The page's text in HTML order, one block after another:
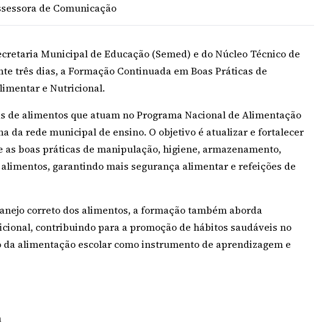
de Comunicação
Municipal de Educação (Semed) e do Núcleo Técnico de
três dias, a Formação Continuada em Boas Práticas de
e Nutricional.
de alimentos que atuam no Programa Nacional de Alimentação
da rede municipal de ensino. O objetivo é atualizar e fortalecer
boas práticas de manipulação, higiene, armazenamento,
garantindo mais segurança alimentar e refeições de
correto dos alimentos, a formação também aborda
contribuindo para a promoção de hábitos saudáveis no
alimentação escolar como instrumento de aprendizagem e